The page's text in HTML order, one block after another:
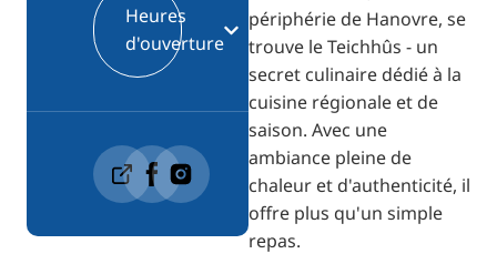
périphérie de Hanovre, se
trouve le Teichhûs - un
secret culinaire dédié à la
cuisine régionale et de
saison. Avec une
ambiance pleine de
chaleur et d'authenticité, il
offre plus qu'un simple
repas.
Heures
d'ouverture